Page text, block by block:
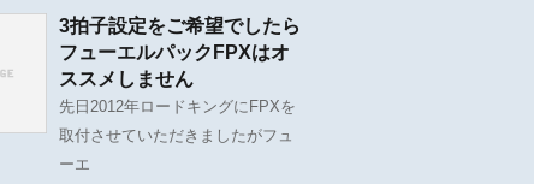
3拍子設定をご希望でしたら
フューエルパックFPXはオ
ススメしません
先日2012年ロードキングにFPXを
取付させていただきましたがフュ
ーエ